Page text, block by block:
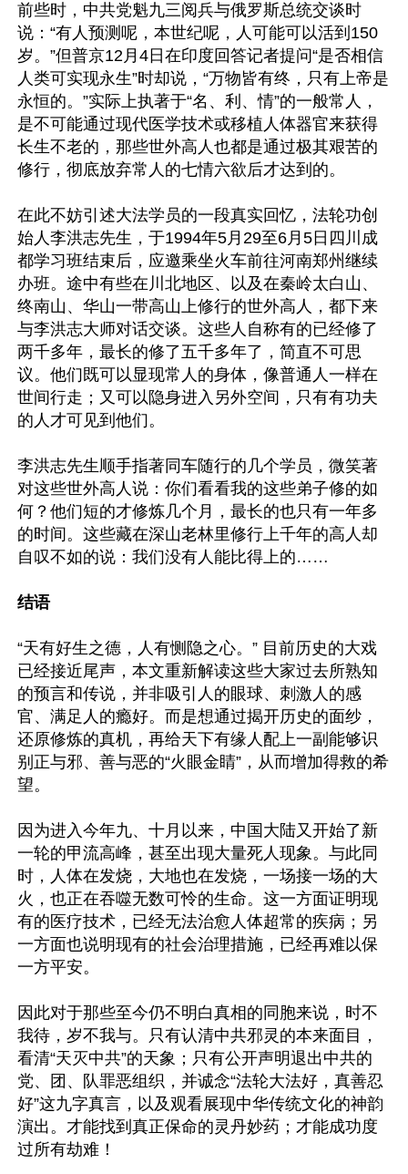
前些时，中共党魁九三阅兵与俄罗斯总统交谈时
说：“有人预测呢，本世纪呢，人可能可以活到150
岁。”但普京12月4日在印度回答记者提问“是否相信
人类可实现永生”时却说，“万物皆有终，只有上帝是
永恒的。”实际上执著于“名、利、情”的一般常人，
是不可能通过现代医学技术或移植人体器官来获得
长生不老的，那些世外高人也都是通过极其艰苦的
修行，彻底放弃常人的七情六欲后才达到的。
在此不妨引述大法学员的一段真实回忆，法轮功创
始人李洪志先生，于1994年5月29至6月5日四川成
都学习班结束后，应邀乘坐火车前往河南郑州继续
办班。途中有些在川北地区、以及在秦岭太白山、
终南山、华山一带高山上修行的世外高人，都下来
与李洪志大师对话交谈。这些人自称有的已经修了
两千多年，最长的修了五千多年了，简直不可思
议。他们既可以显现常人的身体，像普通人一样在
世间行走；又可以隐身进入另外空间，只有有功夫
的人才可见到他们。
李洪志先生顺手指著同车随行的几个学员，微笑著
对这些世外高人说：你们看看我的这些弟子修的如
何？他们短的才修炼几个月，最长的也只有一年多
的时间。这些藏在深山老林里修行上千年的高人却
自叹不如的说：我们没有人能比得上的……
结语
“天有好生之德，人有恻隐之心。” 目前历史的大戏
已经接近尾声，本文重新解读这些大家过去所熟知
的预言和传说，并非吸引人的眼球、刺激人的感
官、满足人的瘾好。而是想通过揭开历史的面纱，
还原修炼的真机，再给天下有缘人配上一副能够识
别正与邪、善与恶的“火眼金睛”，从而增加得救的希
望。
因为进入今年九、十月以来，中国大陆又开始了新
一轮的甲流高峰，甚至出现大量死人现象。与此同
时，人体在发烧，大地也在发烧，一场接一场的大
火，也正在吞噬无数可怜的生命。这一方面证明现
有的医疗技术，已经无法治愈人体超常的疾病；另
一方面也说明现有的社会治理措施，已经再难以保
一方平安。
因此对于那些至今仍不明白真相的同胞来说，时不
我待，岁不我与。只有认清中共邪灵的本来面目，
看清“天灭中共”的天象；只有公开声明退出中共的
党、团、队罪恶组织，并诚念“法轮大法好，真善忍
好”这九字真言，以及观看展现中华传统文化的神韵
演出。才能找到真正保命的灵丹妙药；才能成功度
过所有劫难！